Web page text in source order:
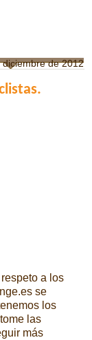
de 2012
a los
se
los
las
más